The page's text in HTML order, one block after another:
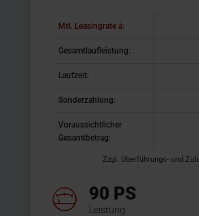
Mtl. Leasingrate à:
Gesamtlaufleistung:
Laufzeit:
Sonderzahlung:
Voraussichtlicher
Gesamtbetrag:
Zzgl. Überführungs- und
90 PS
Leistung